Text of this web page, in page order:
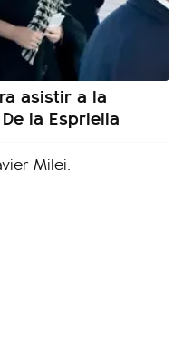
asistir a la
la Espriella